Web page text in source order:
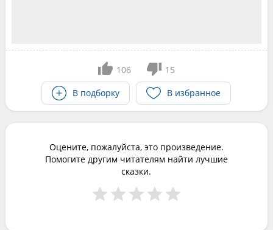
106
15
В подборку
В избранное
Оцените, пожалуйста, это произведение.
Помогите другим читателям найти лучшие
сказки.